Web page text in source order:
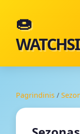
🍩
Pagrindinis /